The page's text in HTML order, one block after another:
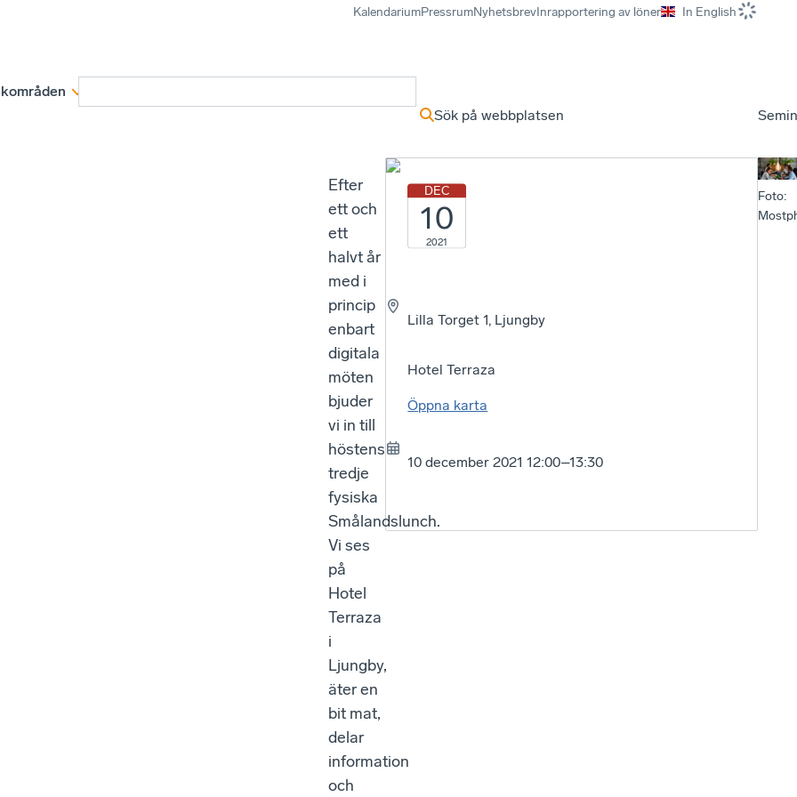
KalendariumPressrumNyhetsbrevInrapportering av löner In English
Sök på webbplatsen
DEC
10
2021
Lilla Torget 1, Ljungby
Hotel Terraza
Öppna karta
10 december 2021 12:00–13:30
Efter
ett och
ett
halvt år
med i
princip
enbart
digitala
möten
bjuder
vi in till
höstens
tredje
fysiska
Smålandslunch.
Vi ses
på
Hotel
Terraza
i
Ljungby,
äter en
bit mat,
delar
information
och
Foto: